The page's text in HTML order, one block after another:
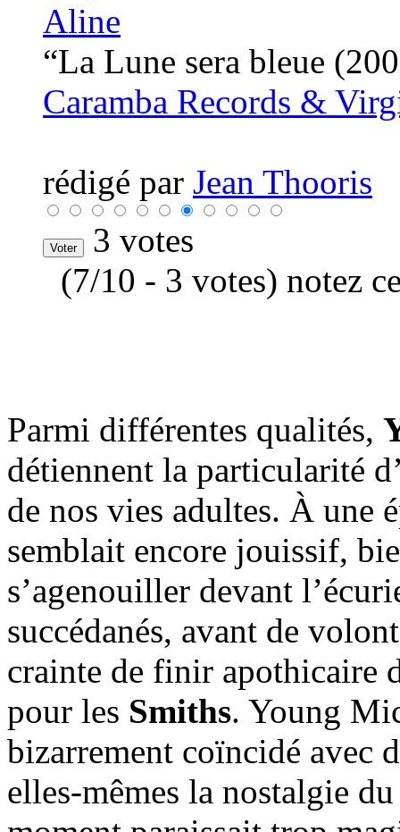
Aline
“La Lune sera bleue
Caramba Records &
rédigé par Jean Thooris
3 votes
(7/10 - 3 votes) notez
Parmi différentes qualités,
détiennent la particularité
de nos vies adultes. À une
semblait encore jouissif,
s’agenouiller devant
succédanés, avant de
crainte de finir apothicaire
pour les Smiths. Young
bizarrement coïncidé avec
elles-mêmes la nostalgie